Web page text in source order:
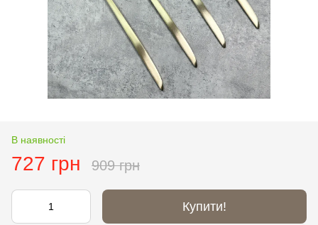
В наявності
727 грн 909 грн
Купити!